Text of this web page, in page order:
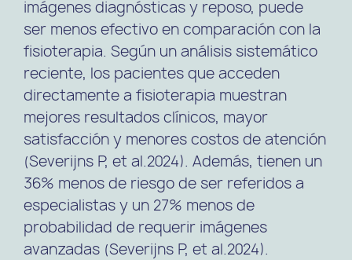
imágenes diagnósticas y reposo, puede
ser menos efectivo en comparación con la
fisioterapia. Según un análisis sistemático
reciente, los pacientes que acceden
directamente a fisioterapia muestran
mejores resultados clínicos, mayor
satisfacción y menores costos de atención​
(Severijns P, et al.2024). Además, tienen un
36% menos de riesgo de ser referidos a
especialistas y un 27% menos de
probabilidad de requerir imágenes
avanzadas ​(Severijns P, et al.2024).